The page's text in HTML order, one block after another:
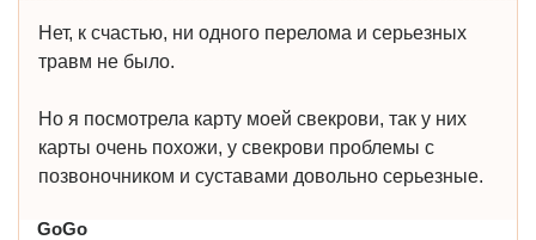
Нет, к счастью, ни одного перелома и серьезных
травм не было.
Но я посмотрела карту моей свекрови, так у них
карты очень похожи, у свекрови проблемы с
позвоночником и суставами довольно серьезные.
GoGo